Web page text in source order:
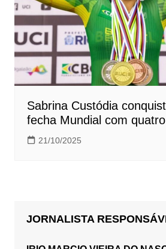
Sabrina Custódia
fecha Mundial com
21/10/2025
JORNALISTA